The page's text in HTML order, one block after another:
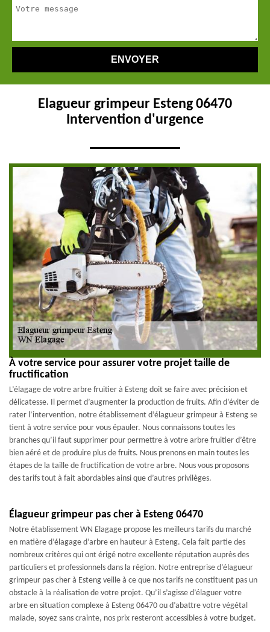
Elagueur grimpeur Esteng 06470
Intervention d'urgence
À votre service pour assurer votre projet taille de
fructification
L’élagage de votre arbre fruitier à Esteng doit se faire avec précision et
délicatesse. Il permet d’augmenter la production de fruits. Afin d’éviter de
rater l’intervention, notre établissement d’élagueur grimpeur à Esteng se
tient à votre service pour vous épauler. Nous connaissons toutes les
branches qu’il faut supprimer pour permettre à votre arbre fruitier d’être
bien aéré et de produire plus de fruits. Nous prenons en main toutes les
étapes de la taille de fructification de votre arbre. Nous vous proposons
des tarifs tout à fait abordables ainsi que d’autres privilèges.
Élagueur grimpeur pas cher à Esteng 06470
Notre établissement WN Elagage propose les meilleurs tarifs du marché
en matière d’élagage d’arbre en hauteur à Esteng. Cela fait partie des
nombreux critères qui ont érigé notre excellente réputation auprès des
particuliers et professionnels dans la région. Notre entreprise d’élagueur
grimpeur pas cher à Esteng veille à ce que nos tarifs ne constituent pas un
obstacle à la réalisation de votre projet. Qu’il s’agisse d’élaguer votre
arbre en situation complexe à Esteng 06470 ou d’abattre votre végétal
malade, soyez sans crainte, nos prix resteront accessibles à votre budget.